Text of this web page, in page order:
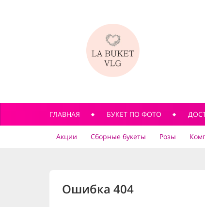
ГЛАВНАЯ БУКЕТ ПО ФОТО
Акции Сборные букеты Розы
Ошибка 404